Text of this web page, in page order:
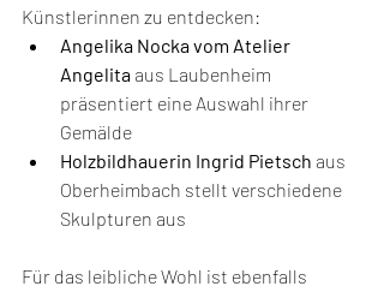
Künstlerinnen zu entdecken:
Angelika Nocka vom Atelier
Angelita aus Laubenheim
präsentiert eine Auswahl ihrer
Gemälde
Holzbildhauerin Ingrid Pietsch aus
Oberheimbach stellt verschiedene
Skulpturen aus
Für das leibliche Wohl ist ebenfalls